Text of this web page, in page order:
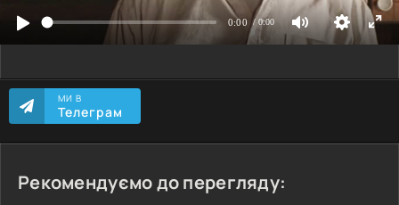
МИ В
Телеграм
Рекомендуємо до перегляду: